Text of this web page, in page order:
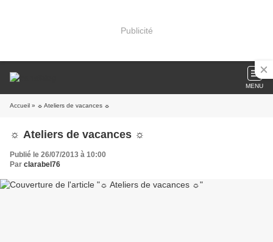
Publicité
MENU
Accueil » ☼ Ateliers de vacances ☼
☼ Ateliers de vacances ☼
Publié le 26/07/2013 à 10:00
Par clarabel76